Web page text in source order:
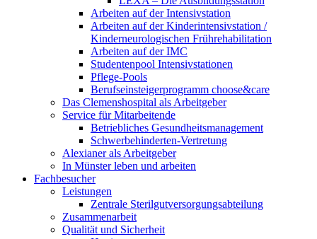
Arbeiten auf der Intensivstation
Arbeiten auf der Kinderintensivstation /
Kinderneurologischen Frührehabilitation
Arbeiten auf der IMC
Studentenpool Intensivstationen
Pflege-Pools
Berufseinsteigerprogramm choose&care
Das Clemenshospital als Arbeitgeber
Service für Mitarbeitende
Betriebliches Gesundheitsmanagement
Schwerbehinderten-Vertretung
Alexianer als Arbeitgeber
In Münster leben und arbeiten
Fachbesucher
Leistungen
Zentrale Sterilgutversorgungsabteilung
Zusammenarbeit
Qualität und Sicherheit